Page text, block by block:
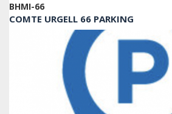
BHMI-66
COMTE URGELL 66 PARKING